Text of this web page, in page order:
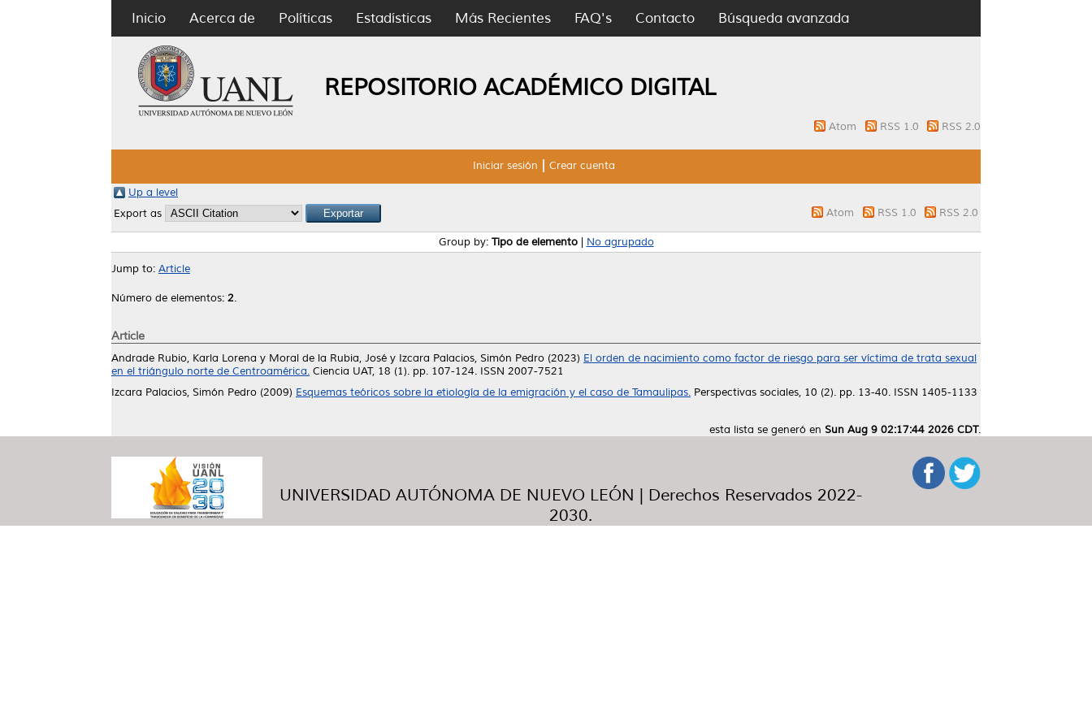
Inicio Acerca de Políticas Estadísticas Más Recientes FAQ's Contacto Búsqueda avanzada
REPOSITORIO ACADÉMICO DIGITAL
Atom RSS 1.0 RSS 2.0
Iniciar sesión Crear cuenta
Up a level
Export as
Atom RSS 1.0 RSS 2.0
Group by: Tipo de elemento| No agrupado
Jump to: Article
Número de elementos: 2.
Article
Andrade Rubio, Karla Lorena y Moral de la Rubia, José y Izcara Palacios, Simón Pedro (2023) El orden de nacimiento como factor de riesgo para ser víctima de trata sexual
en el triángulo norte de Centroamérica. Ciencia UAT, 18 (1). pp. 107-124. ISSN 2007-7521
Izcara Palacios, Simón Pedro (2009) Esquemas teóricos sobre la etiología de la emigración y el caso de Tamaulipas. Perspectivas sociales, 10 (2). pp. 13-40. ISSN 1405-1133
esta lista se generó en Sun Aug 9 02:17:44 2026 CDT.
UNIVERSIDAD AUTÓNOMA DE NUEVO LEÓN | Derechos Reservados 2022-
2030.